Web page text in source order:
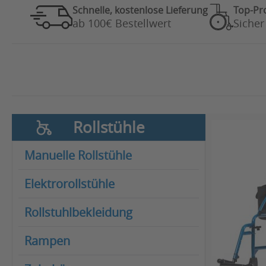
Schnelle, kostenlose Lieferung
ab 100€ Bestellwert
Top-
Rollstühle
Manuelle Rollstühle
Elektrorollstühle
Rollstuhlbekleidung
Rampen